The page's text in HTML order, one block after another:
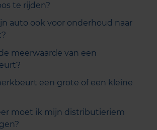
te rijden?
auto ook voor onderhoud naar
meerwaarde van een
een grote of een kleine
moet ik mijn distributieriem